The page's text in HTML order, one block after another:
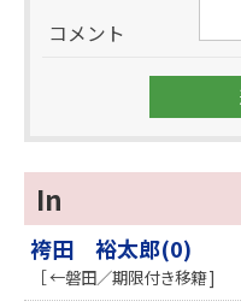
コメント
In
袴田 裕太郎(0)
［ ←磐田／期限付き移籍 ]